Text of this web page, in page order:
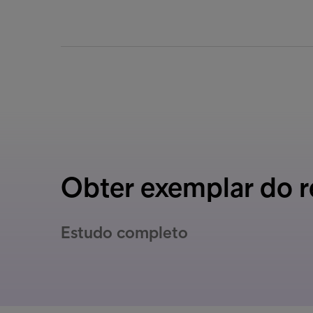
Obter exemplar do
Estudo completo